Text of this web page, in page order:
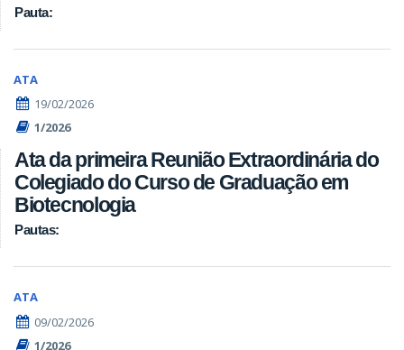
Pauta:
ATA
19/02/2026
1/2026
Ata da primeira Reunião Extraordinária do
Colegiado do Curso de Graduação em
Biotecnologia
Pautas:
ATA
09/02/2026
1/2026